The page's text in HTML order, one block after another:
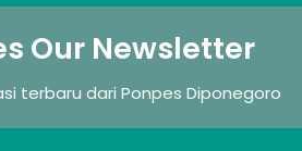
Our Newsletter
terbaru dari Ponpes Diponegoro